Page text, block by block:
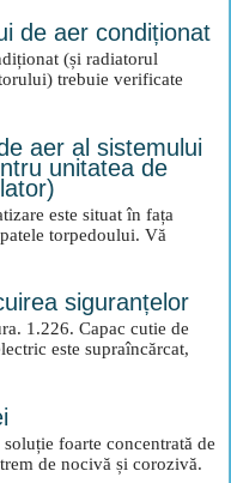
de aer condiționat
(și radiatorul
trebuie verificate
aer al sistemului
unitatea de
este situat în fața
torpedoului. Vă
siguranțelor
1.226. Capac cutie de
este supraîncărcat,
foarte concentrată de
de nocivă și corozivă.